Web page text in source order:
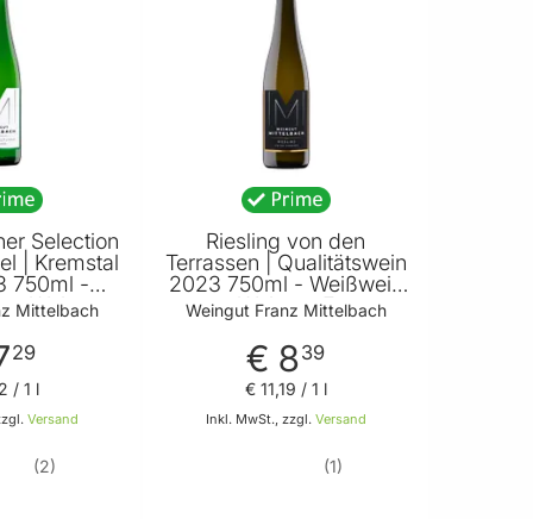
Selection
| Kremstal
750ml -
Weingut
Mittelbach
29
Versand
/ 1 l
2
Riesling von den
Terrassen | Qualitätswein
2023 750ml - Weißwein
von Weingut Franz
Mittelbach
Weingut Franz Mittelbach
€ 839
Inkl. MwSt., zzgl. Versand
€ 11,19 / 1 l
1